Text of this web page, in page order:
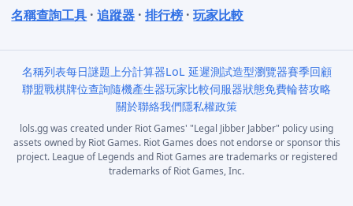
名稱查詢工具 ·追蹤器 ·排行榜 ·玩家比較
名稱列表每日謎題上分計算器LoL 延遲測試造型瀏覽器賽季回顧
聯盟戰棋牌位查詢隨機產生器玩家比較伺服器狀態免費輪替攻略
關於聯絡我們隱私權政策
lols.gg was created under Riot Games' "Legal Jibber Jabber" policy using
assets owned by Riot Games. Riot Games does not endorse or sponsor this
project. League of Legends and Riot Games are trademarks or registered
trademarks of Riot Games, Inc.